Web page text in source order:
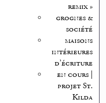
remix »
grognes &
société
maisons
intérieures
d’écriture
en cours |
projet St.
Kilda